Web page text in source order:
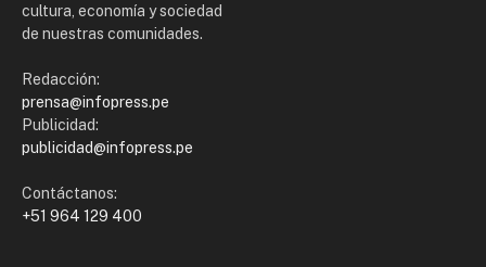
cultura, economía y sociedad
de nuestras comunidades.
Redacción:
prensa@infopress.pe
Publicidad:
publicidad@infopress.pe
Contáctanos:
+51 964 129 400